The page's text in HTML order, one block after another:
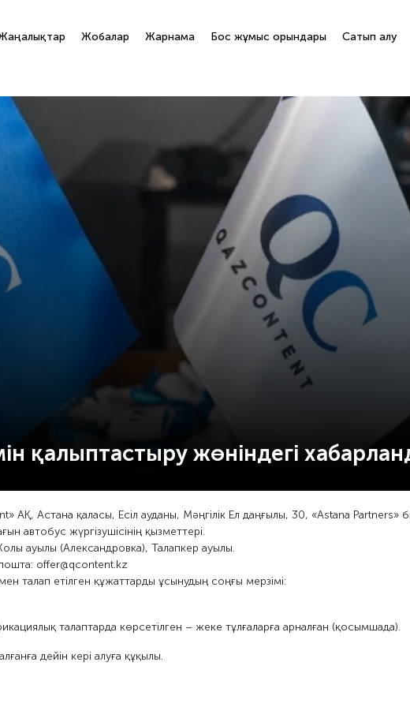
Жобалар Жарнама Бос жұмыс орындары Сатып алу
қалыптастыру жөніндегі
АҚ, Астана қаласы, Есіл ауданы, Мәңгілік Ел даңғылы, 30, «Astana Partners»
автобус жүргізушісінің қызметтері.
ауылы (Александровка), Талапкер ауылы.
offer@qcontent.kz
талап етілген құжаттарды ұсынудың соңғы мерзімі:
талаптарда көрсетілген – жеке тұлғаларға арналған (қосымшада).
дейін кері алуға құқылы.